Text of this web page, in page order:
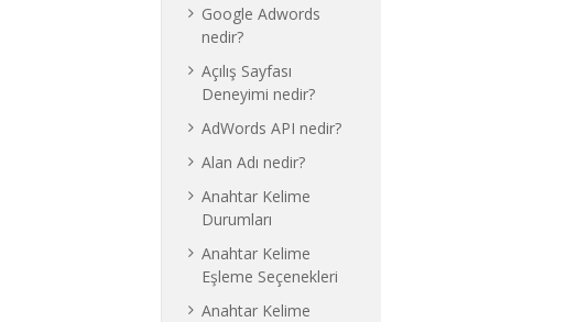
Google Adwords
nedir?
Açılış Sayfası
Deneyimi nedir?
AdWords API nedir?
Alan Adı nedir?
Anahtar Kelime
Durumları
Anahtar Kelime
Eşleme Seçenekleri
Anahtar Kelime